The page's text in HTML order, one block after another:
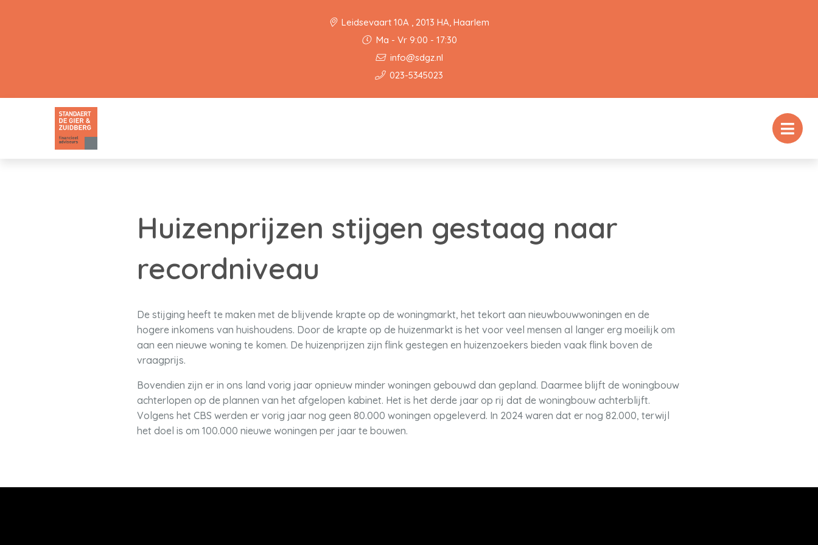
Leidsevaart 10A , 2013 HA, Haarlem
Ma - Vr 9:00 - 17:30
info@sdgz.nl
023-5345023
Huizenprijzen stijgen gestaag naar
recordniveau
De stijging heeft te maken met de blijvende krapte op de woningmarkt, het tekort aan nieuwbouwwoningen en de
hogere inkomens van huishoudens. Door de krapte op de huizenmarkt is het voor veel mensen al langer erg moeilijk om
aan een nieuwe woning te komen. De huizenprijzen zijn flink gestegen en huizenzoekers bieden vaak flink boven de
vraagprijs.
Bovendien zijn er in ons land vorig jaar opnieuw minder woningen gebouwd dan gepland. Daarmee blijft de woningbouw
achterlopen op de plannen van het afgelopen kabinet. Het is het derde jaar op rij dat de woningbouw achterblijft.
Volgens het CBS werden er vorig jaar nog geen 80.000 woningen opgeleverd. In 2024 waren dat er nog 82.000, terwijl
het doel is om 100.000 nieuwe woningen per jaar te bouwen.